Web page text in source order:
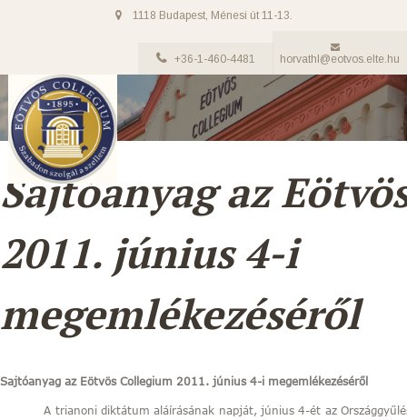
1118 Budapest, Ménesi út 11-13.
+36-1-460-4481 horvathl@eotvos.elte.hu
Sajtóanyag az
2011. június 4-i
megemlékezéséről
Sajtóanyag az Eötvös Collegium 2011. június 4-i megemlékezéséről
A trianoni diktátum aláírásának napját, június 4-ét az Országgyűlés